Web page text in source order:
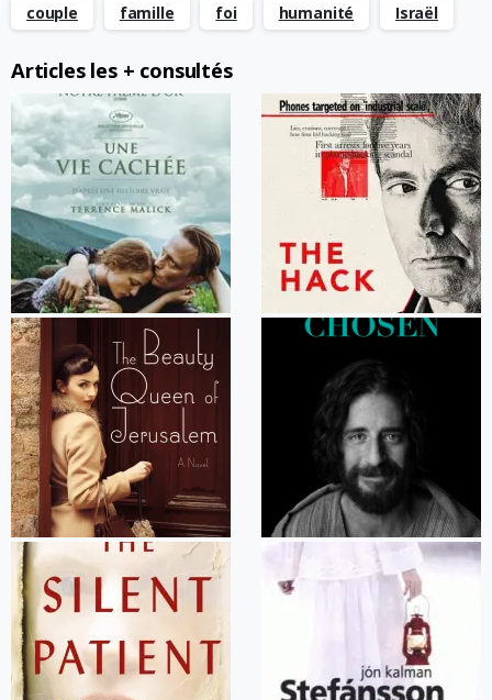
couple famille foi humanité Israël
Articles les + consultés